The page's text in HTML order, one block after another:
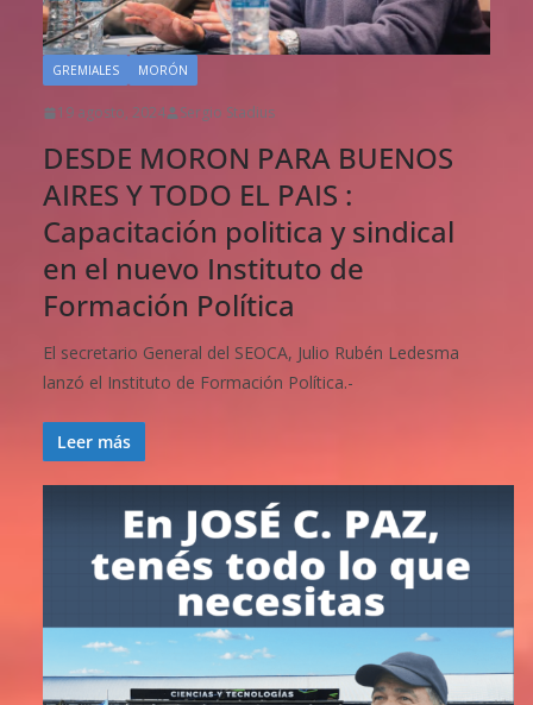
GREMIALES MORÓN
19 agosto, 2024 Sergio Stadius
DESDE MORON PARA BUENOS
AIRES Y TODO EL PAIS :
Capacitación politica y sindical
en el nuevo Instituto de
Formación Política
El secretario General del SEOCA, Julio Rubén Ledesma
lanzó el Instituto de Formación Política.-
Leer más